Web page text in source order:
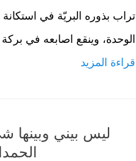
تراب بذوره البريّة في
الوحدة، وينقع اصابعه في
قراءة المزيد
ليس بيني